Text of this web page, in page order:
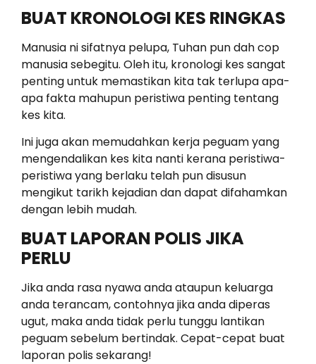
BUAT KRONOLOGI KES RINGKAS
Manusia ni sifatnya pelupa, Tuhan pun dah cop
manusia sebegitu. Oleh itu, kronologi kes sangat
penting untuk memastikan kita tak terlupa apa-
apa fakta mahupun peristiwa penting tentang
kes kita.
Ini juga akan memudahkan kerja peguam yang
mengendalikan kes kita nanti kerana peristiwa-
peristiwa yang berlaku telah pun disusun
mengikut tarikh kejadian dan dapat difahamkan
dengan lebih mudah.
BUAT LAPORAN POLIS JIKA
PERLU
Jika anda rasa nyawa anda ataupun keluarga
anda terancam, contohnya jika anda diperas
ugut, maka anda tidak perlu tunggu lantikan
peguam sebelum bertindak. Cepat-cepat buat
laporan polis sekarang!